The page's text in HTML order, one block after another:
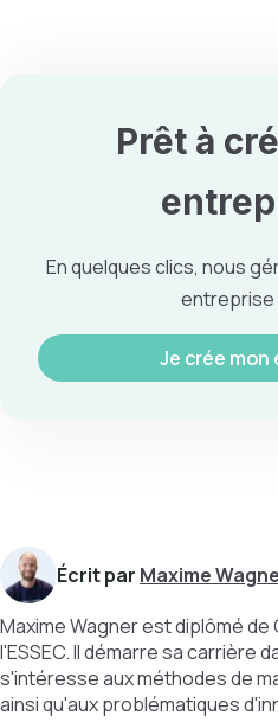
Prêt à
En quelques clics, nous
entreprise
Je crée
Écrit par Maxime
Maxime Wagner est diplômé de
l'ESSEC. Il démarre sa carrière
s'intéresse aux méthodes de
ainsi qu'aux problématiques